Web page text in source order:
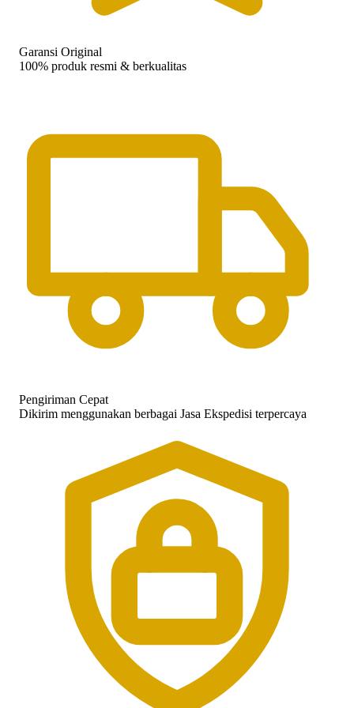
Garansi Original
100% produk resmi & berkualitas
Pengiriman Cepat
Dikirim menggunakan berbagai Jasa Ekspedisi terpercaya